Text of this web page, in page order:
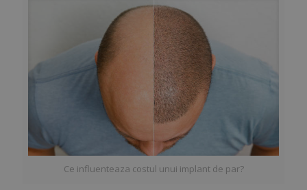
Ce influenteaza costul unui implant de par?